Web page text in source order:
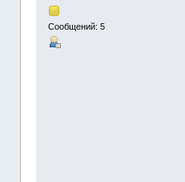
Сообщений: 5